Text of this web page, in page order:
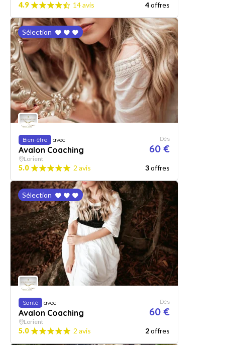
4.9 14 avis 4offres
Sélection
Bien-être avec
Avalon Coaching
Dès
60 €
Lorient
5.0 2 avis 3offres
Sélection
Santé avec
Avalon Coaching
Dès
60 €
Lorient
5.0 2 avis 2offres